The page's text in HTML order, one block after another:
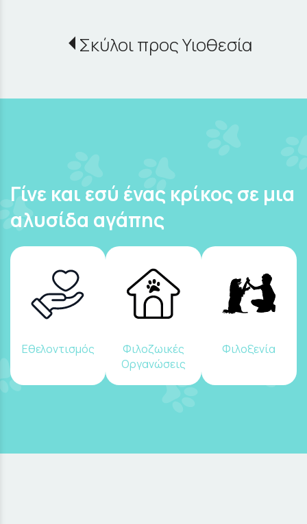
Σκύλοι προς Υιοθεσία
Γίνε και εσύ ένας κρίκος σε μια
αλυσίδα αγάπης
Εθελοντισμός
Φιλοζωικές
Οργανώσεις
Φιλοξενία